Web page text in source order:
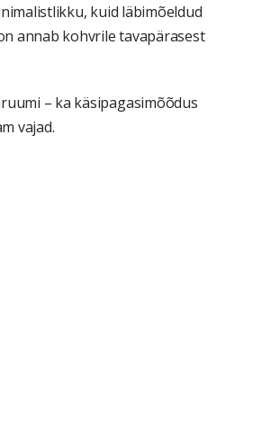
kuid läbimõeldud
annab kohvrile tavapärasest
– ka käsipagasimõõdus
vajad.